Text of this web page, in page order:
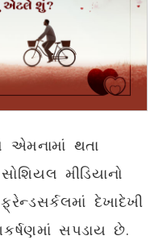
થતા
મીડિયાનો
દેખાદેખી
સપડાય છે.